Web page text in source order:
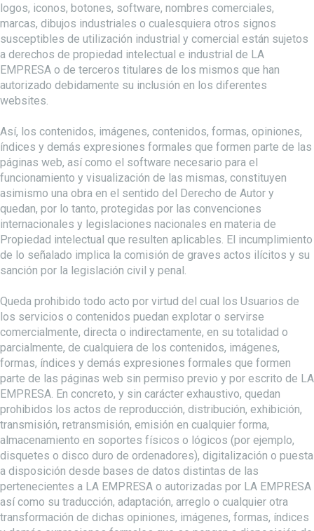
logos, iconos, botones, software, nombres comerciales,
marcas, dibujos industriales o cualesquiera otros signos
susceptibles de utilización industrial y comercial están sujetos
a derechos de propiedad intelectual e industrial de LA
EMPRESA o de terceros titulares de los mismos que han
autorizado debidamente su inclusión en los diferentes
websites.
Así, los contenidos, imágenes, contenidos, formas, opiniones,
índices y demás expresiones formales que formen parte de las
páginas web, así como el software necesario para el
funcionamiento y visualización de las mismas, constituyen
asimismo una obra en el sentido del Derecho de Autor y
quedan, por lo tanto, protegidas por las convenciones
internacionales y legislaciones nacionales en materia de
Propiedad intelectual que resulten aplicables. El incumplimiento
de lo señalado implica la comisión de graves actos ilícitos y su
sanción por la legislación civil y penal.
Queda prohibido todo acto por virtud del cual los Usuarios de
los servicios o contenidos puedan explotar o servirse
comercialmente, directa o indirectamente, en su totalidad o
parcialmente, de cualquiera de los contenidos, imágenes,
formas, índices y demás expresiones formales que formen
parte de las páginas web sin permiso previo y por escrito de LA
EMPRESA. En concreto, y sin carácter exhaustivo, quedan
prohibidos los actos de reproducción, distribución, exhibición,
transmisión, retransmisión, emisión en cualquier forma,
almacenamiento en soportes físicos o lógicos (por ejemplo,
disquetes o disco duro de ordenadores), digitalización o puesta
a disposición desde bases de datos distintas de las
pertenecientes a LA EMPRESA o autorizadas por LA EMPRESA
así como su traducción, adaptación, arreglo o cualquier otra
transformación de dichas opiniones, imágenes, formas, índices